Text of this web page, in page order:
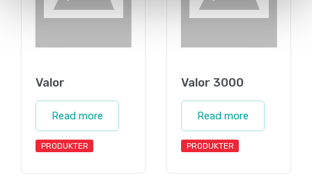
Valor
Read more
PRODUKTER
Valor 3000
Read more
PRODUKTER